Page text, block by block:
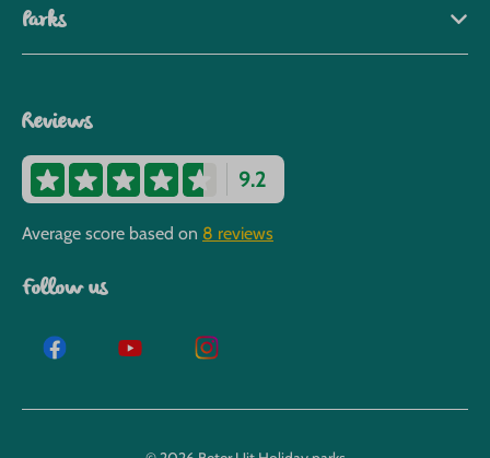
Parks
Reviews
9.2
Average score based on 8 reviews
Follow us